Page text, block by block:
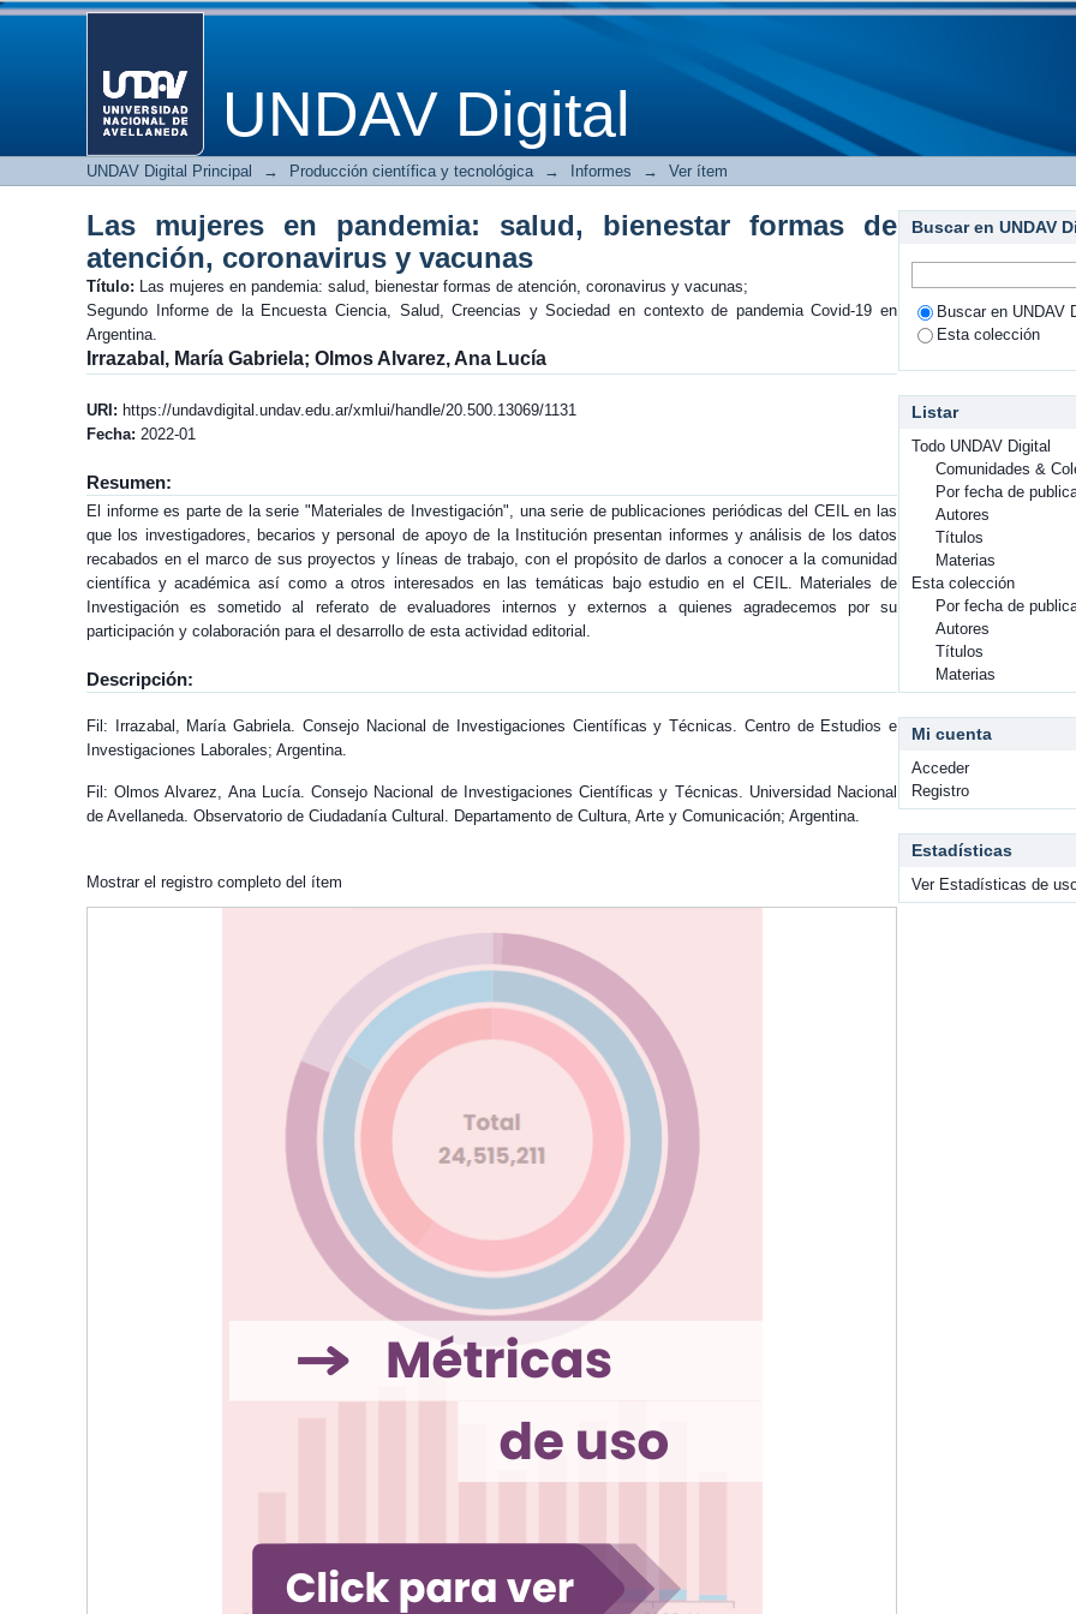
UNDAV Digital
Las mujeres en pandemia: salud, bienestar formas de atención,
UNDAV Digital Principal → Producción científica y tecnológica → Informes → Ver ítem
Las mujeres en pandemia: salud, bienestar formas de
atención, coronavirus y vacunas
Título: Las mujeres en pandemia: salud, bienestar formas de atención, coronavirus y vacunas;
Segundo Informe de la Encuesta Ciencia, Salud, Creencias y Sociedad en contexto de pandemia Covid-19 en
Argentina.
Irrazabal, María Gabriela; Olmos Alvarez, Ana Lucía
URI: https://undavdigital.undav.edu.ar/xmlui/handle/20.500.13069/1131
Fecha: 2022-01
Resumen:
El informe es parte de la serie "Materiales de Investigación", una serie de publicaciones periódicas del CEIL en las
que los investigadores, becarios y personal de apoyo de la Institución presentan informes y análisis de los datos
recabados en el marco de sus proyectos y líneas de trabajo, con el propósito de darlos a conocer a la comunidad
científica y académica así como a otros interesados en las temáticas bajo estudio en el CEIL. Materiales de
Investigación es sometido al referato de evaluadores internos y externos a quienes agradecemos por su
participación y colaboración para el desarrollo de esta actividad editorial.
Descripción:
Fil: Irrazabal, María Gabriela. Consejo Nacional de Investigaciones Científicas y Técnicas. Centro de Estudios e
Investigaciones Laborales; Argentina.
Fil: Olmos Alvarez, Ana Lucía. Consejo Nacional de Investigaciones Científicas y Técnicas. Universidad Nacional
de Avellaneda. Observatorio de Ciudadanía Cultural. Departamento de Cultura, Arte y Comunicación; Argentina.
Mostrar el registro completo del ítem
Buscar en UNDAV
Buscar en UNDAV
Esta colección
Listar
Todo UNDAV Digital
Comunidades &
Por fecha de
Autores
Títulos
Materias
Esta colección
Por fecha de
Autores
Títulos
Materias
Mi cuenta
Acceder
Registro
Estadísticas
Ver Estadísticas de